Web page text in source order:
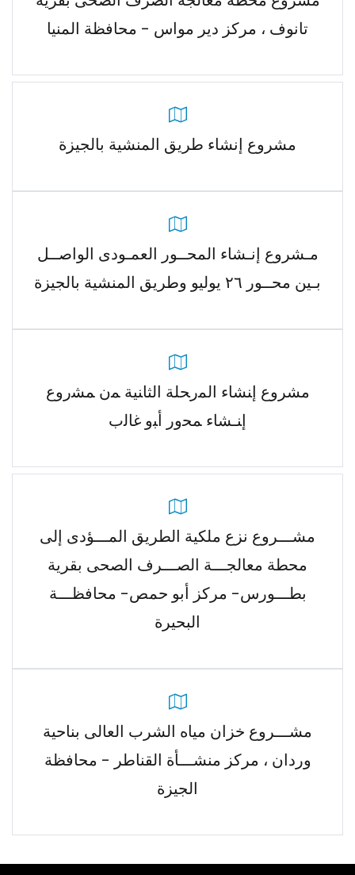
تانوف ، مركز دير مواس - محافظة المنيا
مشروع إنشاء طريق المنشية بالجيزة
مـشروع إنـشاء المحــور العمـودى الواصــل
بـين محــور ٢٦ يوليو وطريق المنشية بالجيزة
مشرﻭﻉ ﺇﻨﺸﺎﺀ ﺍﻟﻤﺭﺤﻠﺔ ﺍﻟﺜﺎﻨﻴﺔ ﻤﻥ ﻤﺸﺭﻭﻉ
ﺇﻨـﺸﺎﺀ‬ ‫ﻤﺤﻭﺭ ﺃﺒﻭ ﻏﺎﻟﺏ
مشـــروع نزع ملكية الطريق المـــؤدى إلى
محطة‬ ‫معالجـــة الصـــرف الصحى بقرية
بطـــورس- ‬مركز أبو حمص- ‬محافظـــة
البحيرة
مشـــروع خزان مياه الشرب العالى بناحية
وردان ، مركز منشـــأة القناطر - محافظة
الجيزة